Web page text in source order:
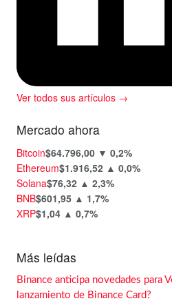
Ver todos sus artículos →
Mercado ahora
Bitcoin$64.796,00 ▼ 0,2%
Ethereum$1.916,52 ▲ 0,0%
Solana$76,32 ▲ 2,3%
BNB$601,95 ▲ 1,7%
XRP$1,04 ▲ 0,7%
Más leídas
Binance anticipa novedades para
lanzamiento de Binance Card?